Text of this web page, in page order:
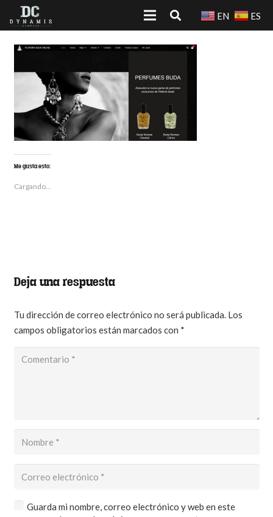
EN ES
Me gusta esto:
Cargando...
Deja una respuesta
Tu dirección de correo electrónico no será publicada. Los
campos obligatorios están marcados con *
Guarda mi nombre, correo electrónico y web en este